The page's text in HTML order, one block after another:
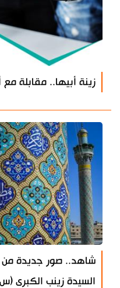
زينة أبيها.. مقابلة
شاهد.. صور جديدة
السيدة زينب الكبرى